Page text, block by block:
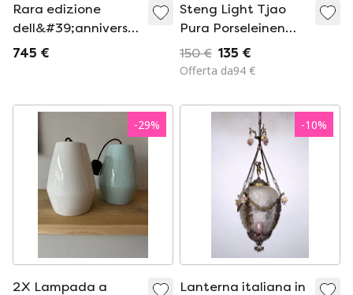
Rara edizione
dell&#39;anniversario
PH5 progettata da
745 €
Steng Light Tjao
Pura Porseleinen
Lampada
Ongeglazuurd
150 € 135 €
Offerta da94 €
-29%
2X Lampada a
-10%
Lanterna italiana in